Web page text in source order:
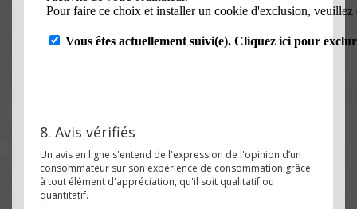
8. Avis vérifiés
Un avis en ligne s'entend de l'expression de l'opinion d’un
consommateur sur son expérience de consommation grâce
à tout élément d'appréciation, qu'il soit qualitatif ou
quantitatif.